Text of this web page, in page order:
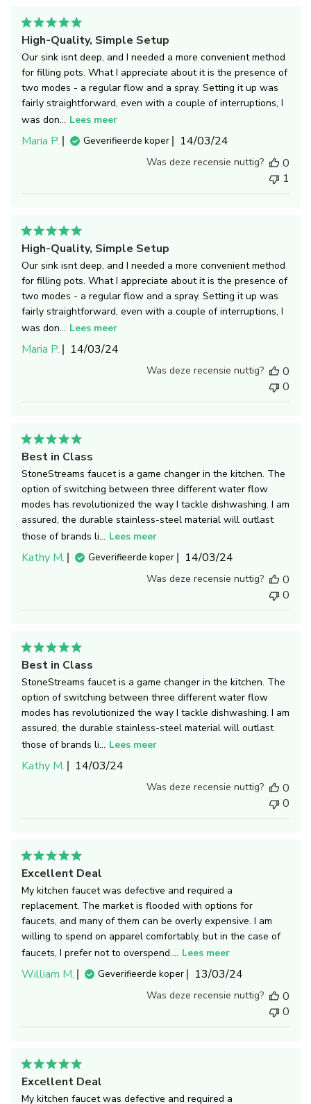
High-Quality, Simple Setup
Our sink isnt deep, and I needed a more convenient method
for filling pots. What I appreciate about it is the presence of
two modes - a regular flow and a spray. Setting it up was
fairly straightforward, even with a couple of interruptions, I
was don... Lees meer
Maria P. Geverifieerde koper Publicatiedatum
14/03/24
Was deze recensie nuttig?
0
1
High-Quality, Simple Setup
Our sink isnt deep, and I needed a more convenient method
for filling pots. What I appreciate about it is the presence of
two modes - a regular flow and a spray. Setting it up was
fairly straightforward, even with a couple of interruptions, I
was don... Lees meer
Maria P. Publicatiedatum
14/03/24
Was deze recensie nuttig?
0
0
Best in Class
StoneStreams faucet is a game changer in the kitchen. The
option of switching between three different water flow
modes has revolutionized the way I tackle dishwashing. I am
assured, the durable stainless-steel material will outlast
those of brands li... Lees meer
Kathy M. Geverifieerde koper Publicatiedatum
14/03/24
Was deze recensie nuttig?
0
0
Best in Class
StoneStreams faucet is a game changer in the kitchen. The
option of switching between three different water flow
modes has revolutionized the way I tackle dishwashing. I am
assured, the durable stainless-steel material will outlast
those of brands li... Lees meer
Kathy M. Publicatiedatum
14/03/24
Was deze recensie nuttig?
0
0
Excellent Deal
My kitchen faucet was defective and required a
replacement. The market is flooded with options for
faucets, and many of them can be overly expensive. I am
willing to spend on apparel comfortably, but in the case of
faucets, I prefer not to overspend.... Lees meer
William M. Geverifieerde koper Publicatiedatum
13/03/24
Was deze recensie nuttig?
0
0
Excellent Deal
My kitchen faucet was defective and required a